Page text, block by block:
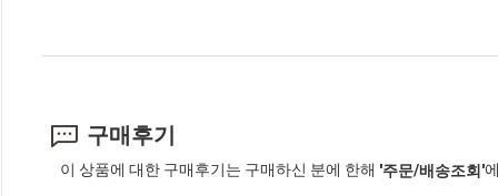
구매후기
이 상품에 대한 구매후기는 구매하신 분에 한해 '주문/배송조회'